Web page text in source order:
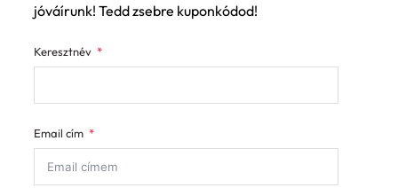
jóváírunk! Tedd zsebre kuponkódod!
Keresztnév
Email cím